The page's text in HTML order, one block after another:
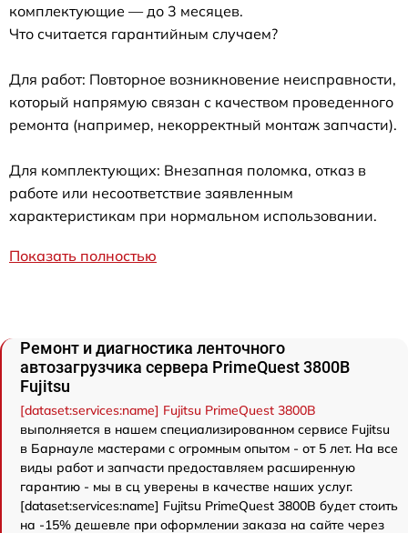
комплектующие — до 3 месяцев.
Что считается гарантийным случаем?
Для работ: Повторное возникновение неисправности,
который напрямую связан с качеством проведенного
ремонта (например, некорректный монтаж запчасти).
Для комплектующих: Внезапная поломка, отказ в
работе или несоответствие заявленным
характеристикам при нормальном использовании.
Показать полностью
Ремонт и диагностика ленточного
автозагрузчика сервера PrimeQuest 3800B
Fujitsu
[dataset:services:name] Fujitsu PrimeQuest 3800B
выполняется в нашем специализированном сервисе Fujitsu
в Барнауле мастерами с огромным опытом - от 5 лет. На все
виды работ и запчасти предоставляем расширенную
гарантию - мы в сц уверены в качестве наших услуг.
[dataset:services:name] Fujitsu PrimeQuest 3800B будет стоить
на -15% дешевле при оформлении заказа на сайте через